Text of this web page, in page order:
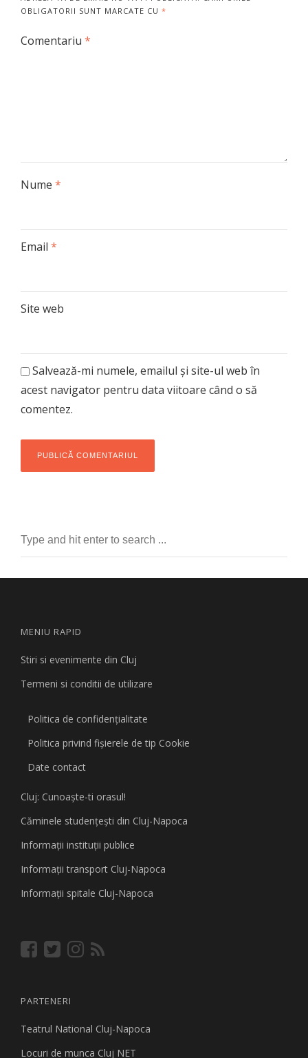
OBLIGATORII SUNT MARCATE CU *
Comentariu *
Nume *
Email *
Site web
Salvează-mi numele, emailul și site-ul web în
acest navigator pentru data viitoare când o să
comentez.
MENIU RAPID
Stiri si evenimente din Cluj
Termeni si conditii de utilizare
Politica de confidențialitate
Politica privind fişierele de tip Cookie
Date contact
Cluj: Cunoaşte-ti orasul!
Căminele studenţeşti din Cluj-Napoca
Informaţii instituţii publice
Informaţii transport Cluj-Napoca
Informaţii spitale Cluj-Napoca
PARTENERI
Teatrul National Cluj-Napoca
Locuri de munca Cluj NET